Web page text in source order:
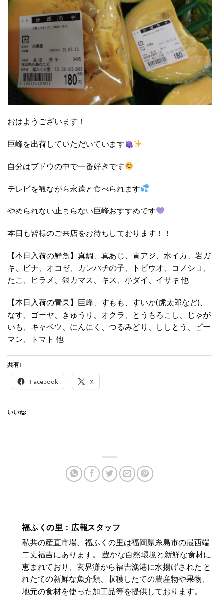
おはようございます！
巨峰を出荷していただいています
自分はブドウの中で一番好きです
テレビを観ながら永遠と食べられます
やめられない止まらない巨峰おすすめです
本日も皆様のご来店をお待ちしております！！
【本日入荷の鮮魚】真鯛、真あじ、青アジ、水イカ、岩ガ
キ、ビナ、オコゼ、カンパチの子、トビウオ、コノシロ、
たこ、ヒラメ、銀カマス、キス、小ダイ、イサキ 他
【本日入荷の青果】巨峰、すもも、すいか(虎太郎など)、
なす、ゴーヤ、きゅうり、オクラ、とうもろこし、じゃが
いも、キャベツ、にんにく、つるみどり、ししとう、ピー
マン、トマト 他
共有:
Facebook X
いいね:
福ふくの里：広報スタッフ
私共の産直市場、福ふくの里は福岡県糸島市の最西端
二丈福吉にあります。 豊かな自然環境と新鮮な食材に
恵まれており、玄界灘から福吉漁港に水揚げされた と
れたての新鮮な魚介類、収穫したての農産物や果物、
地元の食材を使った加工品等を提供しております。